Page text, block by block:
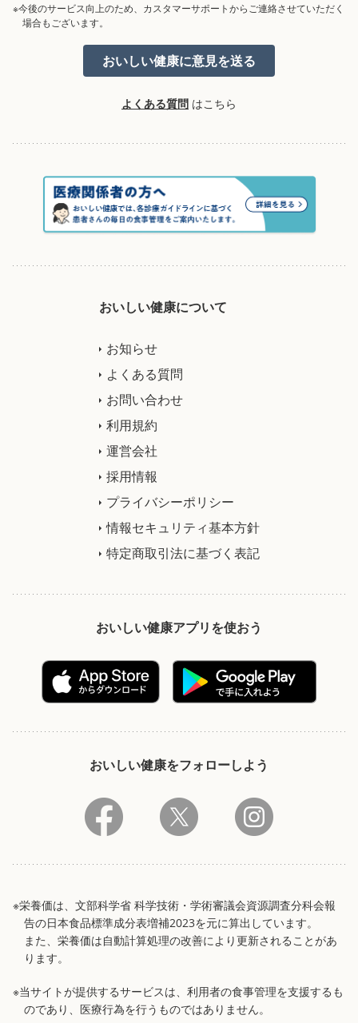
※今後のサービス向上のため、カスタマーサポートからご連絡させていただく
場合もございます。
よくある質問 はこちら
おいしい健康について
お知らせ
よくある質問
お問い合わせ
利用規約
運営会社
採用情報
プライバシーポリシー
情報セキュリティ基本方針
特定商取引法に基づく表記
おいしい健康アプリを使おう
おいしい健康をフォローしよう
※栄養価は、文部科学省 科学技術・学術審議会資源調査分科会報
告の日本食品標準成分表増補2023を元に算出しています。
また、栄養価は自動計算処理の改善により更新されることがあ
ります。
※当サイトが提供するサービスは、利用者の食事管理を支援するも
のであり、医療行為を行うものではありません。